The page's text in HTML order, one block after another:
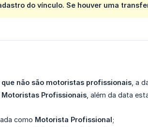
do vínculo. Se houver uma
que não são motoristas profissionais , a
Motoristas Profissionais , além da data
como Motorista Profissional;